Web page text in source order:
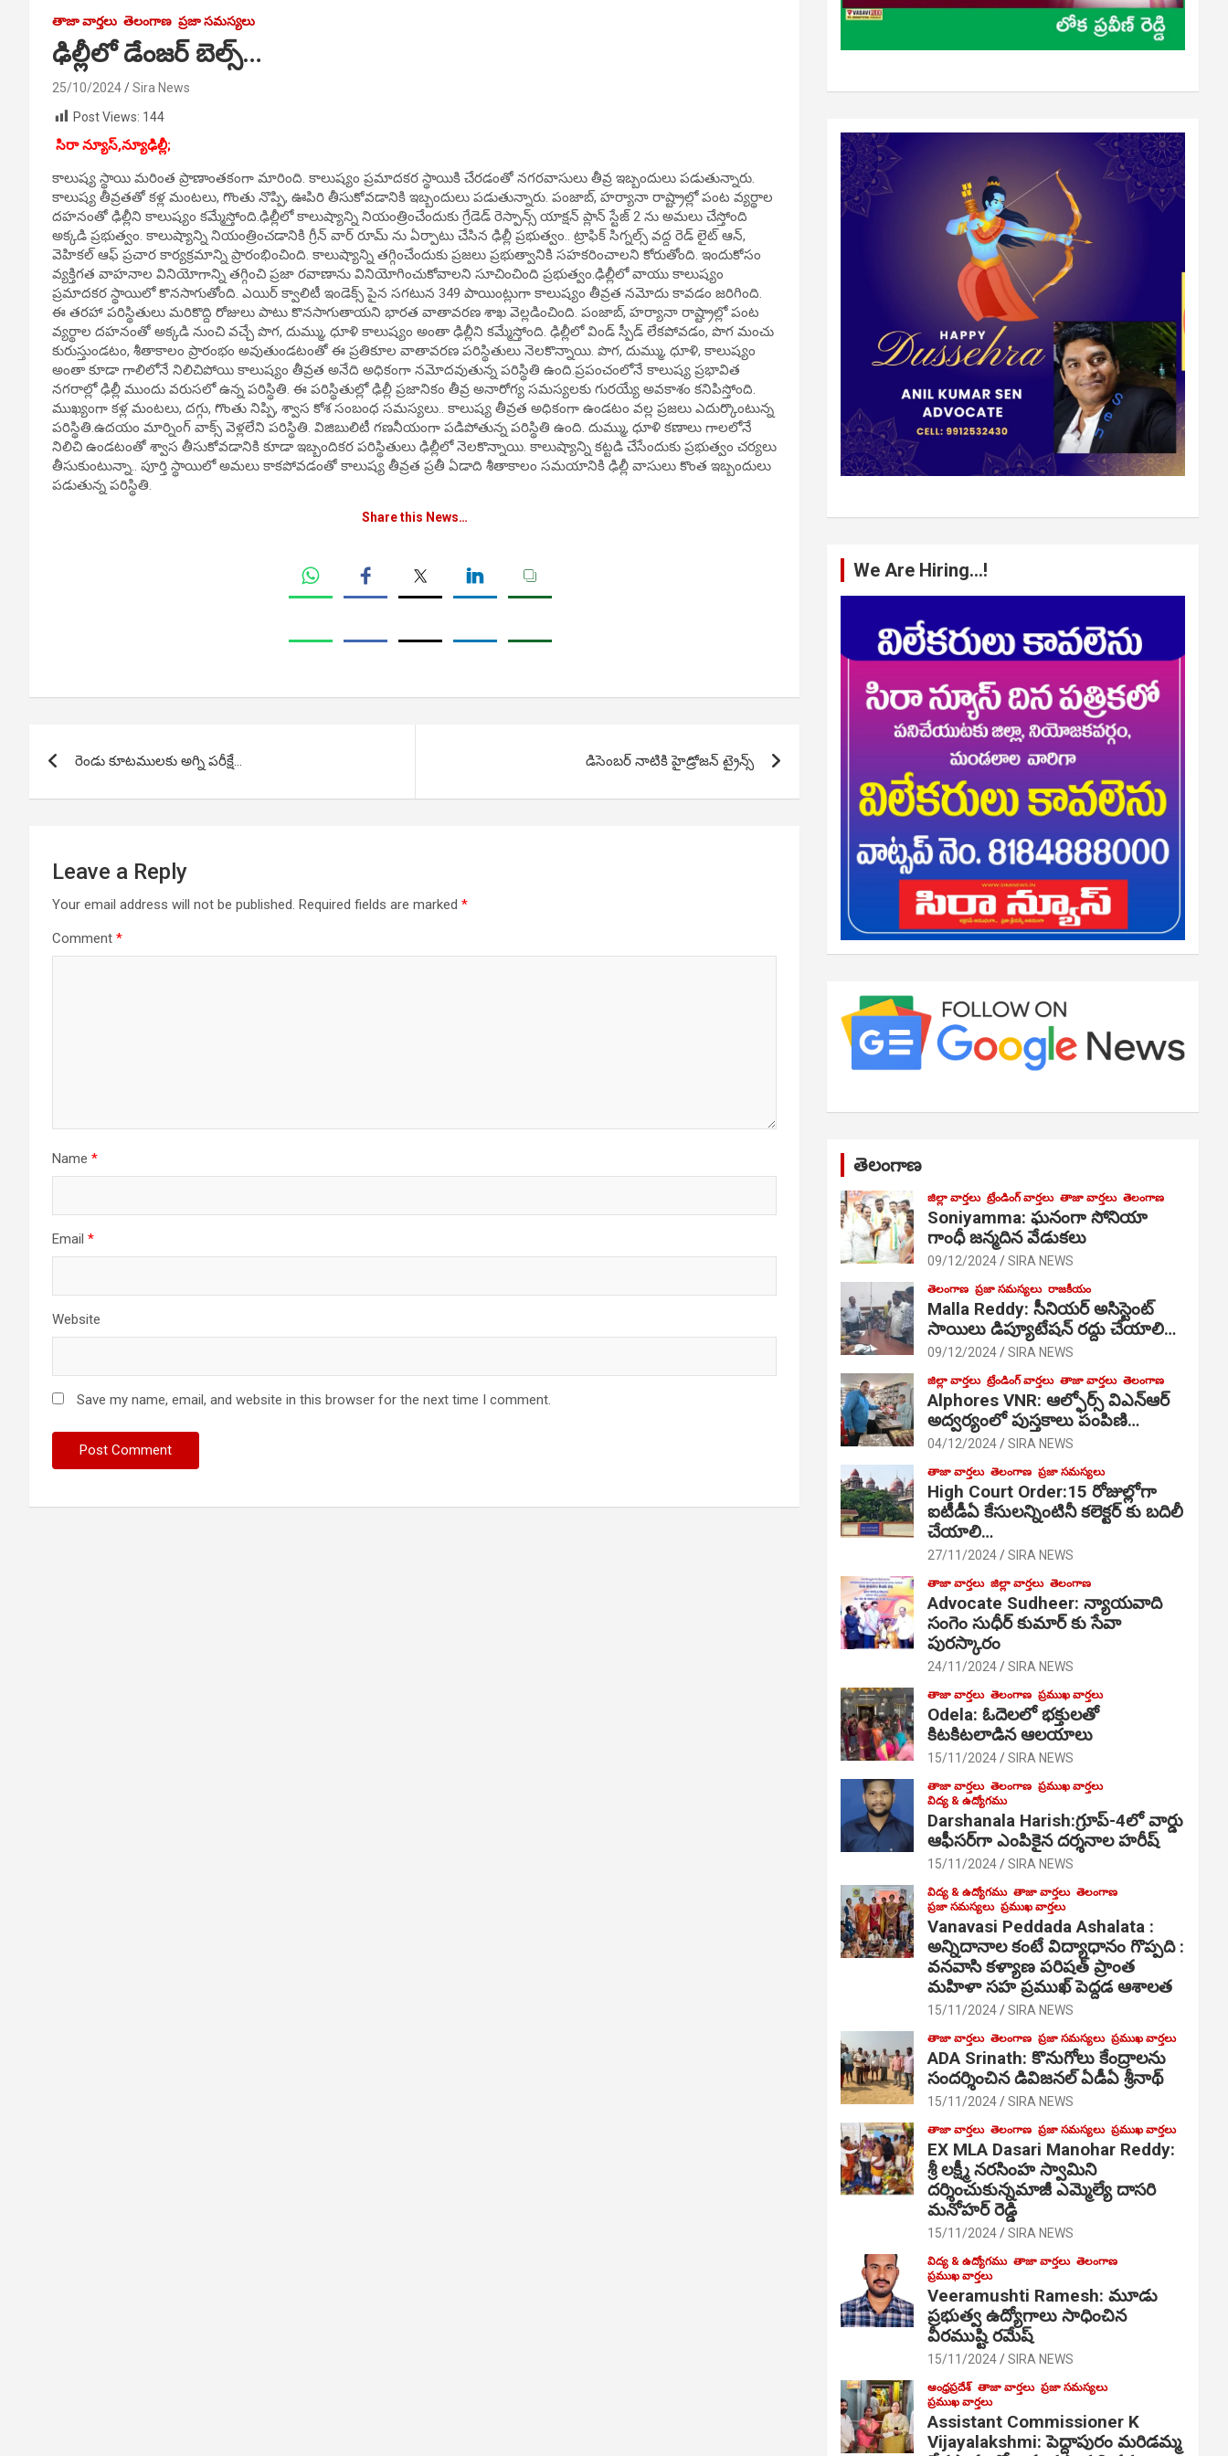
తాజా వార్తలు తెలంగాణ ప్రజా సమస్యలు
ఢిల్లీలో డేంజర్ బెల్స్…
25/10/2024
Sira News
Post Views: 144
సిరా న్యూస్,న్యూఢిల్లీ;
కాలుష్య స్థాయి మరింత ప్రాణాంతకంగా మారింది. కాలుష్యం ప్రమాదకర స్థాయికి చేరడంతో నగరవాసులు తీవ్ర ఇబ్బందులు పడుతున్నారు.
కాలుష్య తీవ్రతతో కళ్ల మంటలు, గొంతు నొప్పి, ఊపిరి తీసుకోవడానికి ఇబ్బందులు పడుతున్నారు. పంజాబ్, హర్యానా రాష్ట్రాల్లో పంట వ్యర్థాల
దహనంతో ఢిల్లీని కాలుష్యం కమ్మేస్తోంది.ఢిల్లీలో కాలుష్యాన్ని నియంత్రించేందుకు గ్రేడెడ్ రెస్పాన్స్ యాక్షన్ ప్లాన్ స్టేజ్ 2 ను అమలు చేస్తోంది
అక్కడి ప్రభుత్వం. కాలుష్యాన్ని నియంత్రించడానికి గ్రీన్ వార్ రూమ్ ను ఏర్పాటు చేసిన ఢిల్లీ ప్రభుత్వం.. ట్రాఫిక్ సిగ్నల్స్ వద్ద రెడ్ లైట్ ఆన్,
వెహికల్ ఆఫ్ ప్రచార కార్యక్రమాన్ని ప్రారంభించింది. కాలుష్యాన్ని తగ్గించేందుకు ప్రజలు ప్రభుత్వానికి సహకరించాలని కోరుతోంది. ఇందుకోసం
వ్యక్తిగత వాహనాల వినియోగాన్ని తగ్గించి ప్రజా రవాణాను వినియోగించుకోవాలని సూచించింది ప్రభుత్వం.ఢిల్లీలో వాయు కాలుష్యం
ప్రమాదకర స్థాయిలో కొనసాగుతోంది. ఎయిర్ క్వాలిటీ ఇండెక్స్ పైన సగటున 349 పాయింట్లుగా కాలుష్యం తీవ్రత నమోదు కావడం జరిగింది.
ఈ తరహా పరిస్థితులు మరికొద్ది రోజులు పాటు కొనసాగుతాయని భారత వాతావరణ శాఖ వెల్లడించింది. పంజాబ్, హర్యానా రాష్ట్రాల్లో పంట
వ్యర్థాల దహనంతో అక్కడి నుంచి వచ్చే పొగ, దుమ్ము, ధూళి కాలుష్యం అంతా ఢిల్లీని కమ్మేస్తోంది. ఢిల్లీలో విండ్ స్పీడ్ లేకపోవడం, పొగ మంచు
కురుస్తుండటం, శీతాకాలం ప్రారంభం అవుతుండటంతో ఈ ప్రతికూల వాతావరణ పరిస్థితులు నెలకొన్నాయి. పొగ, దుమ్ము, ధూళి, కాలుష్యం
అంతా కూడా గాలిలోనే నిలిచిపోయి కాలుష్యం తీవ్రత అనేది అధికంగా నమోదవుతున్న పరిస్థితి ఉంది.ప్రపంచంలోనే కాలుష్య ప్రభావిత
నగరాల్లో ఢిల్లీ ముందు వరుసలో ఉన్న పరిస్థితి. ఈ పరిస్థితుల్లో ఢిల్లీ ప్రజానికం తీవ్ర అనారోగ్య సమస్యలకు గురయ్యే అవకాశం కనిపిస్తోంది.
ముఖ్యంగా కళ్ల మంటలు, దగ్గు, గొంతు నిప్పి, శ్వాస కోశ సంబంధ సమస్యలు.. కాలుష్య తీవ్రత అధికంగా ఉండటం వల్ల ప్రజలు ఎదుర్కొంటున్న
పరిస్థితి.ఉదయం మార్నింగ్ వాక్స్ వెళ్లలేని పరిస్థితి. విజిబులిటీ గణనీయంగా పడిపోతున్న పరిస్థితి ఉంది. దుమ్ము, ధూళి కణాలు గాలలోనే
నిలిచి ఉండటంతో శ్వాస తీసుకోవడానికి కూడా ఇబ్బందికర పరిస్థితులు ఢిల్లీలో నెలకొన్నాయి. కాలుష్యాన్ని కట్టడి చేసేందుకు ప్రభుత్వం చర్యలు
తీసుకుంటున్నా.. పూర్తి స్థాయిలో అమలు కాకపోవడంతో కాలుష్య తీవ్రత ప్రతీ ఏడాది శీతాకాలం సమయానికి ఢిల్లీ వాసులు కొంత ఇబ్బందులు
పడుతున్న పరిస్థితి.
Share this News…
navigation
రెండు కూటములకు అగ్ని పరీక్షే… డిసెంబర్ నాటికి హైడ్రోజన్ ట్రైన్స్
Leave a Reply
Your email address will not be published. Required fields are marked *
Comment *
Name *
Email *
Website
Save my name, email, and website in this browser for the next time I comment.
We Are Hiring…!
తెలంగాణ
జిల్లా వార్తలు ట్రేండింగ్ వార్తలు తాజా వార్తలు తెలంగాణ
Soniyamma: ఘ‌నంగా సోనియా
గాంధీ జ‌న్మ‌దిన వేడుక‌లు
09/12/2024 SIRA NEWS
తెలంగాణ ప్రజా సమస్యలు రాజకీయం
Malla Reddy: సీనియర్ అసిస్టెంట్
సాయిలు డిప్యూటేషన్ రద్దు చేయాలి…
09/12/2024 SIRA NEWS
జిల్లా వార్తలు ట్రేండింగ్ వార్తలు తాజా వార్తలు తెలంగాణ
Alphores VNR: ఆల్ఫోర్స్ విఎన్ఆర్
అద్వర్యంలో పుస్తకాలు పంపిణి…
04/12/2024 SIRA NEWS
తాజా వార్తలు తెలంగాణ ప్రజా సమస్యలు
High Court Order:15 రోజుల్లోగా
ఐటీడీఏ కేసులన్నింటినీ కలెక్టర్ కు బదిలీ
చేయాలి…
27/11/2024 SIRA NEWS
తాజా వార్తలు జిల్లా వార్తలు తెలంగాణ
Advocate Sudheer: న్యాయవాది
సంగెం సుధీర్ కుమార్ కు సేవా
పురస్కారం
24/11/2024 SIRA NEWS
తాజా వార్తలు తెలంగాణ ప్రముఖ వార్తలు
Odela: ఓదెల‌లో భక్తులతో
కిటకిటలాడిన ఆల‌యాలు
15/11/2024 SIRA NEWS
తాజా వార్తలు తెలంగాణ ప్రముఖ వార్తలు
విద్య & ఉద్యోగము
Darshanala Harish:గ్రూప్-4లో వార్డు
ఆఫీసర్‌గా ఎంపికైన దర్శనాల హరీష్
15/11/2024 SIRA NEWS
విద్య & ఉద్యోగము తాజా వార్తలు తెలంగాణ
ప్రజా సమస్యలు ప్రముఖ వార్తలు
Vanavasi Peddada Ashalata :
అన్నిదానాల కంటే విద్యాధానం గొప్పది :
వనవాసి కళ్యాణ పరిషత్ ప్రాంత
మహిళా సహ ప్రముఖ్ పెద్దడ ఆశాలత
15/11/2024 SIRA NEWS
తాజా వార్తలు తెలంగాణ ప్రజా సమస్యలు ప్రముఖ వార్తలు
ADA Srinath: కొనుగోలు కేంద్రాల‌ను
సంద‌ర్శించిన డివిజనల్ ఏడీఏ శ్రీనాథ్
15/11/2024 SIRA NEWS
తాజా వార్తలు తెలంగాణ ప్రజా సమస్యలు ప్రముఖ వార్తలు
EX MLA Dasari Manohar Reddy:
శ్రీ లక్ష్మీ నరసింహ స్వామిని
దర్శించుకున్నమాజీ ఎమ్మెల్యే దాసరి
మనోహర్ రెడ్డి
15/11/2024 SIRA NEWS
విద్య & ఉద్యోగము తాజా వార్తలు తెలంగాణ
ప్రముఖ వార్తలు
Veeramushti Ramesh: మూడు
ప్రభుత్వ ఉద్యోగాలు సాధించిన
వీరముష్టి రమేష్
15/11/2024 SIRA NEWS
ఆంధ్రప్రదేశ్ తాజా వార్తలు ప్రజా సమస్యలు
ప్రముఖ వార్తలు
Assistant Commissioner K
Vijayalakshmi: పెద్దాపురం మరిడమ్మ